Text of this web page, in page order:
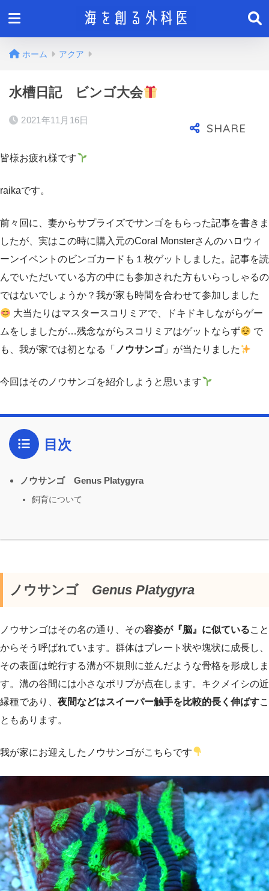
ホーム アクア
水槽日記 ビンゴ大会
2021年11月16日
皆様お疲れ様です
raikaです。
前々回に、妻からサプライズでサンゴをもらった記事を書きま
したが、実はこの時に購入元のCoral Monsterさんのハロウィ
ーンイベントのビンゴカードも１枚ゲットしました。記事を読
んでいただいている方の中にも参加された方もいらっしゃるの
ではないでしょうか？我が家も時間を合わせて参加しました
大当たりはマスタースコリミアで、ドキドキしながらゲー
ムをしましたが…残念ながらスコリミアはゲットならず
で
も、我が家では初となる「 ノウサンゴ」が当たりました
今回はそのノウサンゴを紹介しようと思います
目次
ノウサンゴ Genus Platygyra
飼育について
ノウサンゴ Genus Platygyra
ノウサンゴはその名の通り、その容姿が『脳』に似ていること
からそう呼ばれています。群体はプレート状や塊状に成長し、
その表面は蛇行する溝が不規則に並んだような骨格を形成しま
す。溝の谷間には小さなポリプが点在します。キクメイシの近
縁種であり、 夜間などはスイーパー触手を比較的長く伸ばすこ
ともあります。
我が家にお迎えしたノウサンゴがこちらです